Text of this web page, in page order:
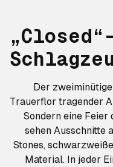
Der
Trauerflor tragender
Sondern eine Feier
sehen Ausschnitte
Stones,
Material. In jeder